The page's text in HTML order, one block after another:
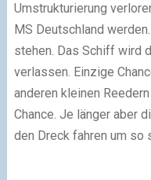
Umstrukturierung
MS Deutschland
stehen. Das Schiff wird
verlassen. Einzige
anderen kleinen
Chance. Je länger aber
den Dreck fahren um so